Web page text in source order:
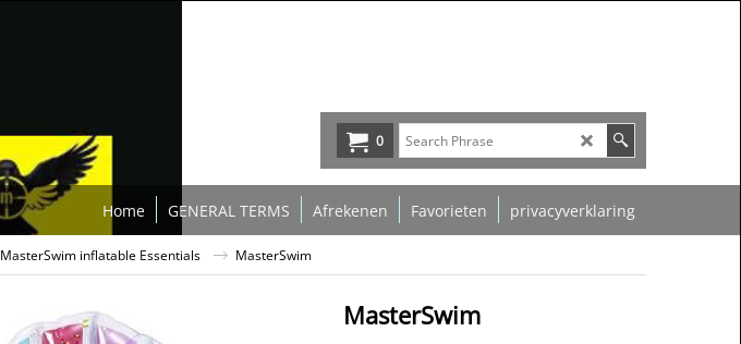
0
Home GENERAL TERMS Afrekenen Favorieten privacyverklaring
MasterSwim inflatable Essentials MasterSwim
MasterSwim